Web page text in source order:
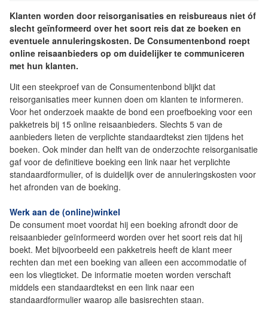
Klanten worden door reisorganisaties en reisbureaus niet óf
slecht geïnformeerd over het soort reis dat ze boeken en
eventuele annuleringskosten. De Consumentenbond roept
online reisaanbieders op om duidelijker te communiceren
met hun klanten.
Uit een steekproef van de Consumentenbond blijkt dat
reisorganisaties meer kunnen doen om klanten te informeren.
Voor het onderzoek maakte de bond een proefboeking voor een
pakketreis bij 15 online reisaanbieders. Slechts 5 van de
aanbieders lieten de verplichte standaardtekst zien tijdens het
boeken. Ook minder dan helft van de onderzochte reisorganisatie
gaf voor de definitieve boeking een link naar het verplichte
standaardformulier, of is duidelijk over de annuleringskosten voor
het afronden van de boeking.
Werk aan de (online)winkel
De consument moet voordat hij een boeking afrondt door de
reisaanbieder geïnformeerd worden over het soort reis dat hij
boekt. Met bijvoorbeeld een pakketreis heeft de klant meer
rechten dan met een boeking van alleen een accommodatie of
een los vliegticket. De informatie moeten worden verschaft
middels een standaardtekst en een link naar een
standaardformulier waarop alle basisrechten staan.